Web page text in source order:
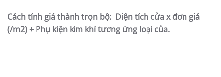
Cách tính giá thành trọn bộ: Diện tích cửa x đơn giá
(/m2) + Phụ kiện kim khí tương ứng loại của.